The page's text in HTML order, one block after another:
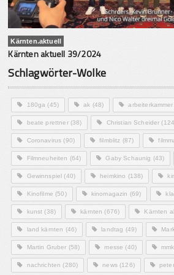
Kärnten.aktuell
Kärnten aktuell 39/2024
Schlagwörter-Wolke
180ga (45) ak (48) arbeiterkammer
beate prettner(38) Christian Scheider
Coronavirus (90) filmblitz (87)
Filmneuheiten (64) Gaby Schaunig (43)
Gewinnspiel (40) heimkino (138)
Kinofilme (50) kinomagazin (69)
kunst (38) kärnten (676) Kärnten
land kärnten (46) landtag (49)
Martin Gruber (58) messe (40)
nachrichten (280) news(126)